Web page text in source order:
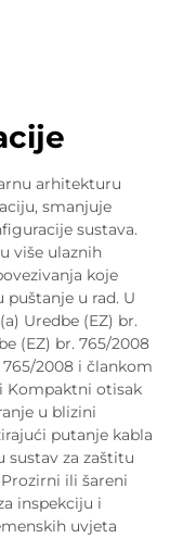
arhitekturu
smanjuje
sustava.
više ulaznih
koje
u rad. U
Uredbe (EZ) br.
(EZ) br. 765/2008
2008 i člankom
Kompaktni otisak
u blizini
putanje kabla
sustav za zaštitu
ili šareni
inspekciju i
uvjeta